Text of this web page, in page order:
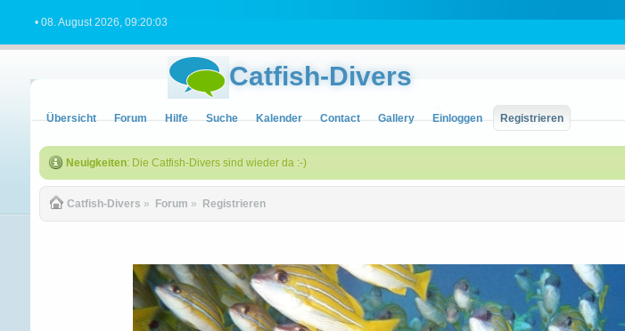
• 08. August 2026, 09:20:03
Catfish-Divers
Übersicht Forum Hilfe Suche Kalender Contact Gallery Einloggen Registrieren
Neuigkeiten: Die Catfish-Divers sind wieder da :-)
Catfish-Divers » Forum » Registrieren